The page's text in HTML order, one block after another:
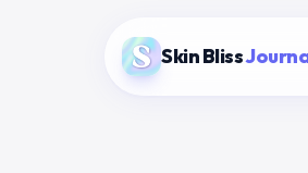
Skin Bliss